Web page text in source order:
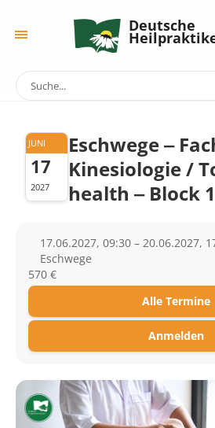
Deutsche
JUNI
17
2027
Eschwege ‒
Kinesiologie /
health ‒ Block 1
17.06.2027, 09:30 – 20.06.2027,
Eschwege
570 €
Alle Termine
Anmelden